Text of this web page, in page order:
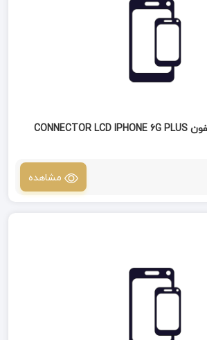
کانکتور ال سی دی آیفون CONNECTOR LCD IPHONE 6G PLUS
مشاهده